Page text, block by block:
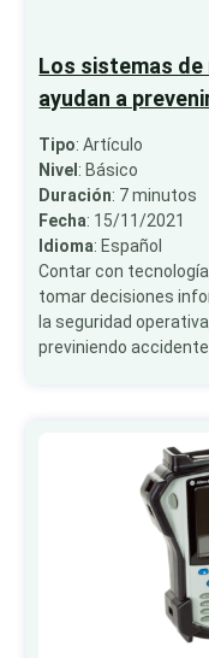
Los sistemas
ayudan a
Tipo: Artículo
Nivel : Básico
Duración: 7 minutos
Fecha: 15/11/2021
Idioma: Español
Contar con
tomar decisiones
la seguridad
previniendo